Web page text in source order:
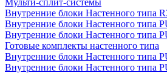
Мульти-сплит-системы
Внутренние блоки Настенного типа
Внутренние блоки Настенного типа
Внутренние блоки Настенного типа
Готовые комплекты настенного типа
Внутренние блоки Настенного типа
Внутренние блоки Настенного типа